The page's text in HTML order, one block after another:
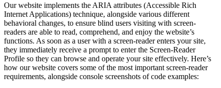
Our website implements the ARIA attributes (Accessible Rich
Internet Applications) technique, alongside various different
behavioral changes, to ensure blind users visiting with screen-
readers are able to read, comprehend, and enjoy the website’s
functions. As soon as a user with a screen-reader enters your site,
they immediately receive a prompt to enter the Screen-Reader
Profile so they can browse and operate your site effectively. Here’s
how our website covers some of the most important screen-reader
requirements, alongside console screenshots of code examples: